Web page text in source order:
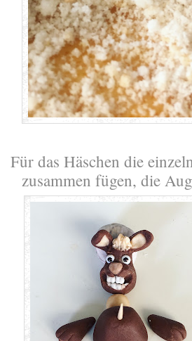
Für das Häschen die
zusammen fügen, die